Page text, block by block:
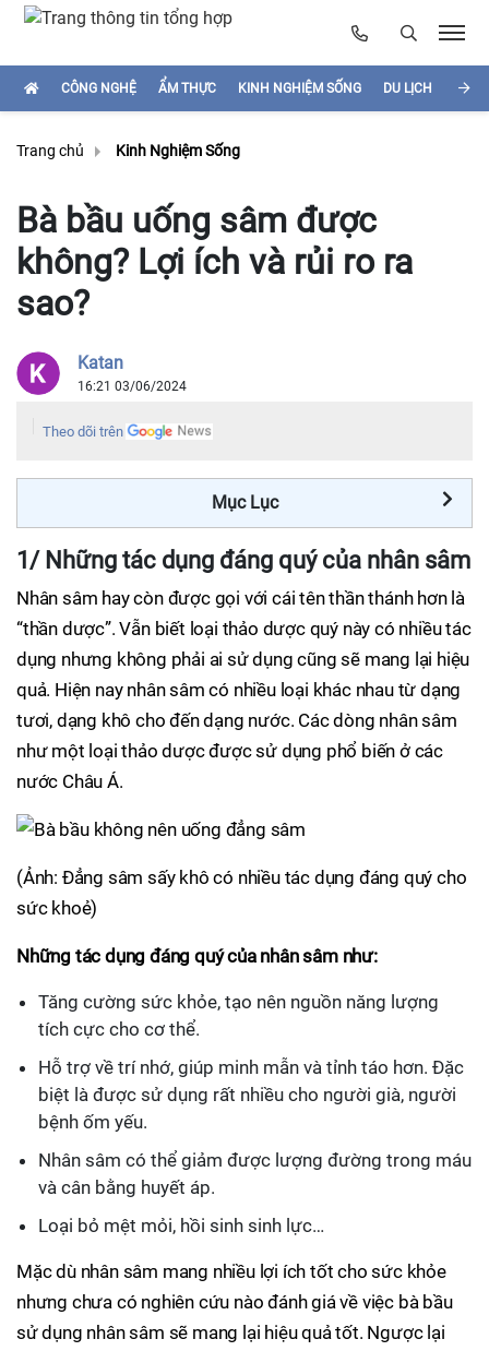
CÔNG NGHỆ ẨM THỰC KINH NGHIỆM SỐNG DU LỊCH
Trang chủ Kinh Nghiệm Sống
Bà bầu uống sâm được
không? Lợi ích và rủi ro ra
sao?
Katan
16:21 03/06/2024
Theo dõi trên
Mục Lục
1/ Những tác dụng đáng quý của nhân sâm
Nhân sâm hay còn được gọi với cái tên thần thánh hơn là
“thần dược”. Vẫn biết loại thảo dược quý này có nhiều tác
dụng nhưng không phải ai sử dụng cũng sẽ mang lại hiệu
quả. Hiện nay nhân sâm có nhiều loại khác nhau từ dạng
tươi, dạng khô cho đến dạng nước. Các dòng nhân sâm
như một loại thảo dược được sử dụng phổ biến ở các
nước Châu Á.
(Ảnh: Đẳng sâm sấy khô có nhiều tác dụng đáng quý cho
sức khoẻ)
Những tác dụng đáng quý của nhân sâm như:
Tăng cường sức khỏe, tạo nên nguồn năng lượng
tích cực cho cơ thể.
Hỗ trợ về trí nhớ, giúp minh mẫn và tỉnh táo hơn. Đặc
biệt là được sử dụng rất nhiều cho người già, người
bệnh ốm yếu.
Nhân sâm có thể giảm được lượng đường trong máu
và cân bằng huyết áp.
Loại bỏ mệt mỏi, hồi sinh sinh lực…
Mặc dù nhân sâm mang nhiều lợi ích tốt cho sức khỏe
nhưng chưa có nghiên cứu nào đánh giá về việc bà bầu
sử dụng nhân sâm sẽ mang lại hiệu quả tốt. Ngược lại